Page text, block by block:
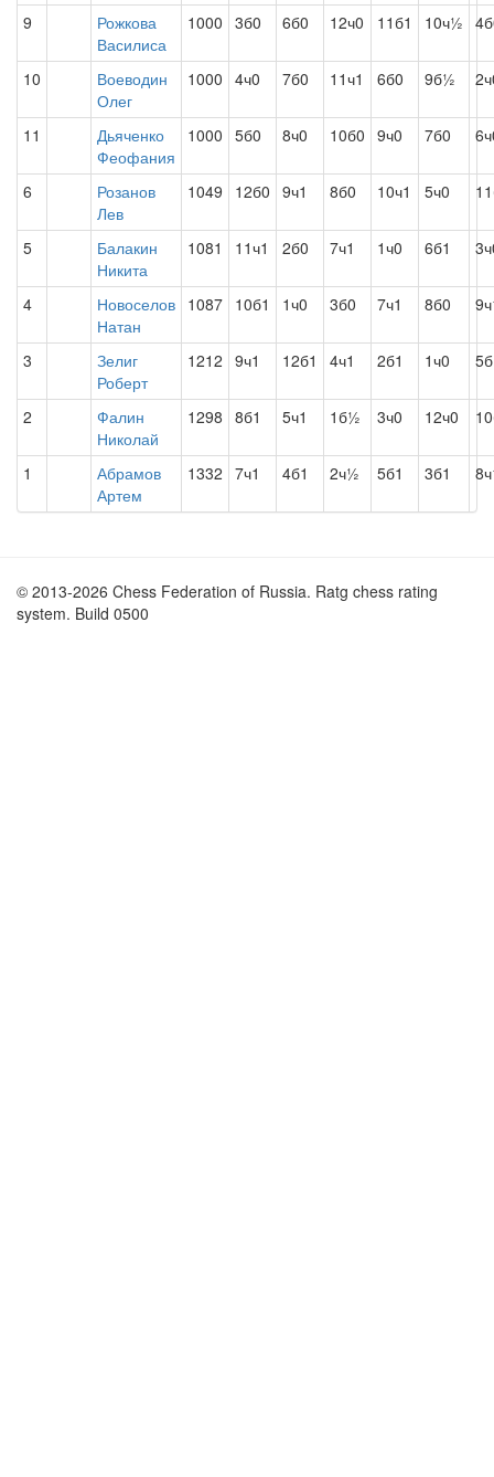
9
Рожкова
Василиса
1000 3б0 6б0 12ч0 11б1 10ч½
10
Воеводин
Олег
1000 4ч0 7б0 11ч1 6б0 9б½
11
Дьяченко
Феофания
1000 5б0 8ч0 10б0 9ч0 7б0
6
Розанов
Лев
1049 12б0 9ч1 8б0 10ч1 5ч0
5
Балакин
Никита
1081 11ч1 2б0 7ч1 1ч0 6б1
4
Новоселов
Натан
1087 10б1 1ч0 3б0 7ч1 8б0
3
Зелиг
Роберт
1212 9ч1 12б1 4ч1 2б1 1ч0
2
Фалин
Николай
1298 8б1 5ч1 1б½ 3ч0 12ч0
1
Абрамов
Артем
1332 7ч1 4б1 2ч½ 5б1 3б1
© 2013-2026 Chess Federation of Russia. Ratg chess rating
system. Build 0500